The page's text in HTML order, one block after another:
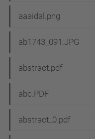
aaaidal.png
ab1743_091.JPG
abstract.pdf
abc.PDF
abstract_0.pdf